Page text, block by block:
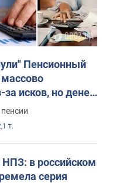
Пенсионный
исков, но денег
т.
в российском
серия